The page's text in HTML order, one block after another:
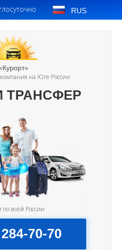
RUS
на Юге России
70-70
по всей России
ТРАНСФЕР